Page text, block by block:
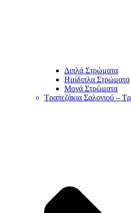
Διπλά Στρώματα
Ημίδιπλα Στρώματα
Μονά Στρώματα
Τραπεζάκια Σαλονιού –